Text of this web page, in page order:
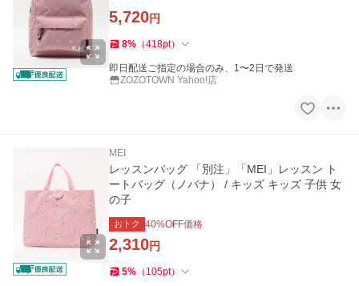
5,720円
8% （418pt）
即日配送ご指定の場合のみ、1〜2日で発送
ZOZOTOWN Yahoo!店
MEI
レッスンバッグ 「別注」「MEI」レッスン ト
ートバッグ（ノバナ） / キッズ キッズ 子供 女
の子
おトク 40%OFF価格
2,310円
5% （ 105pt）